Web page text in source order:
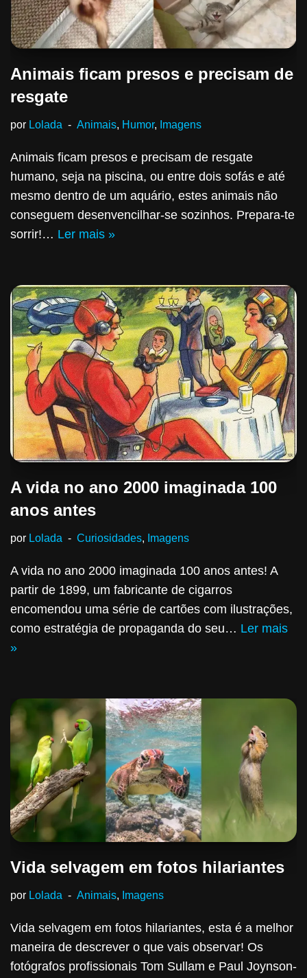
Animais ficam presos e precisam de
resgate
por Lolada Animais Humor, Imagens
Animais ficam presos e precisam de resgate
humano, seja na piscina, ou entre dois sofás e até
mesmo dentro de um aquário, estes animais não
conseguem desenvencilhar-se sozinhos. Prepara-te
sorrir!… Ler mais »
A vida no ano 2000 imaginada 100
anos antes
por Lolada Curiosidades, Imagens
A vida no ano 2000 imaginada 100 anos antes! A
partir de 1899, um fabricante de cigarros
encomendou uma série de cartões com ilustrações,
como estratégia de propaganda do seu… Ler mais
»
Vida selvagem em fotos hilariantes
por Lolada Animais, Imagens
Vida selvagem em fotos hilariantes, esta é a melhor
maneira de descrever o que vais observar! Os
fotógrafos profissionais Tom Sullam e Paul Joynson-